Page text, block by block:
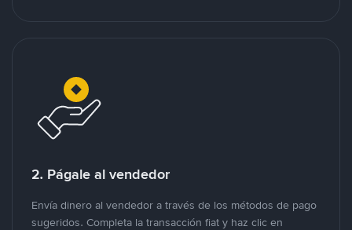
2. Págale al vendedor
Envía dinero al vendedor a través de los métodos de pago
sugeridos. Completa la transacción fiat y haz clic en